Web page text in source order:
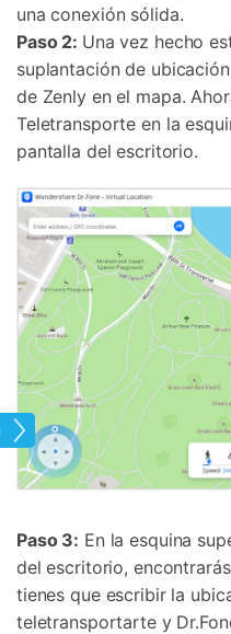
una conexión sólida.
Paso 2: Una vez hecho
suplantación de
de Zenly en el mapa.
Teletransporte en la
pantalla del escritorio.
Paso 3: En la esquina
del escritorio,
tienes que escribir la
teletransportarte y